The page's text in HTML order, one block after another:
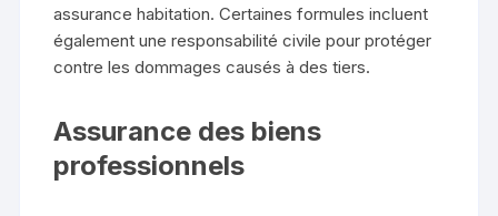
assurance habitation. Certaines formules incluent
également une responsabilité civile pour protéger
contre les dommages causés à des tiers.
Assurance des biens
professionnels